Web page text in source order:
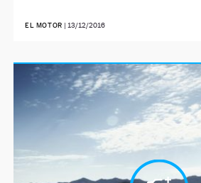
EL MOTOR | 13/12/2016